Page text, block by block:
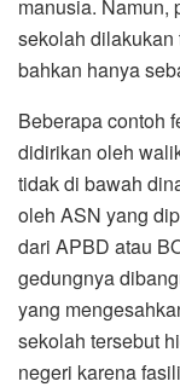
manusia. Namun,
sekolah dilakukan
bahkan hanya
Beberapa contoh
didirikan oleh
tidak di bawah
oleh ASN yang
dari APBD atau
gedungnya
yang
sekolah tersebut
negeri karena